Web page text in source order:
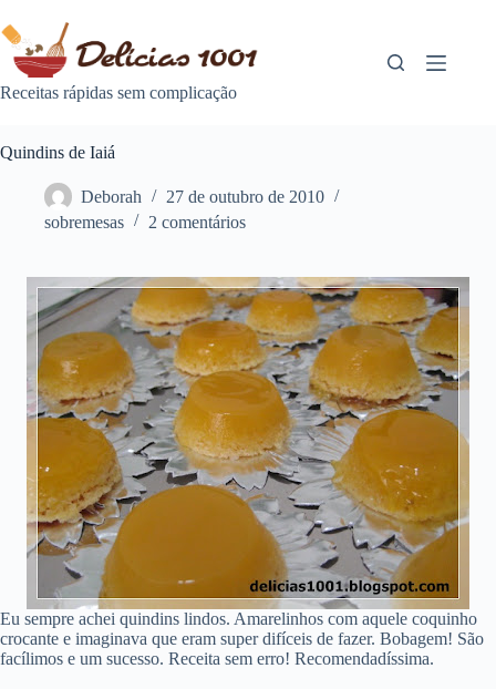
para
conteúdo
Receitas rápidas sem complicação
Quindins de Iaiá
Deborah
27 de outubro de 2010
sobremesas
2 comentários
Eu sempre achei quindins lindos. Amarelinhos com aquele coquinho
crocante e imaginava que eram super difíceis de fazer. Bobagem! São
facílimos e um sucesso. Receita sem erro! Recomendadíssima.